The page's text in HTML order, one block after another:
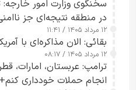
سخنگوی وزارت امور
در منطقه نتیجه‌ای جز
۱۲ مرداد ۱۴۰۵ / ۱۱:۴۱
بقائی: الان مذاکره‌ای با
۱۲ مرداد ۱۴۰۵ / ۰۸:۱۷
ترامپ: عربستان، امارات،
انجام حملات خودداری